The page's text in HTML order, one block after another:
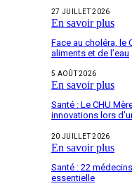
27 JUILLET 2026
En savoir plus
Face au choléra, le
aliments et de l’eau
5 AOÛT 2026
En savoir plus
Santé : Le CHU
innovations lors
20 JUILLET 2026
En savoir plus
Santé : 22
essentielle